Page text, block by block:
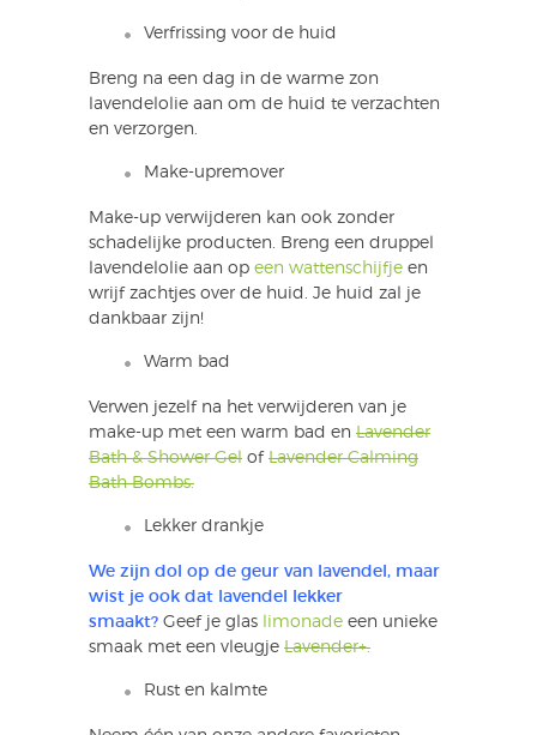
Verfrissing voor de huid
Breng na een dag in de warme zon
lavendelolie aan om de huid te verzachten
en verzorgen.
Make-upremover
Make-up verwijderen kan ook zonder
schadelijke producten. Breng een druppel
lavendelolie aan op een wattenschijfje en
wrijf zachtjes over de huid. Je huid zal je
dankbaar zijn!
Warm bad
Verwen jezelf na het verwijderen van je
make-up met een warm bad en Lavender
Bath & Shower Gel of Lavender Calming
Bath Bombs.
Lekker drankje
We zijn dol op de geur van lavendel, maar
wist je ook dat lavendel lekker
smaakt? Geef je glas limonade een unieke
smaak met een vleugje Lavender+.
Rust en kalmte